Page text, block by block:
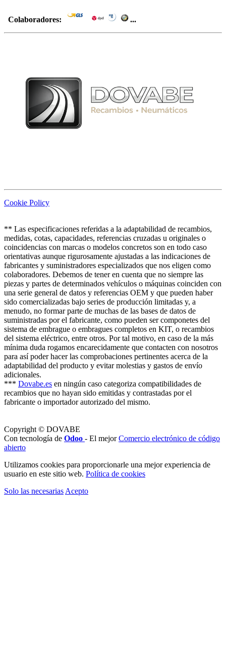
Colaboradores: ...
Cookie Policy
** Las especificaciones referidas a la adaptabilidad de recambios,
medidas, cotas, capacidades, referencias cruzadas u originales o
coincidencias con marcas o modelos concretos son en todo caso
orientativas aunque rigurosamente ajustadas a las indicaciones de
fabricantes y suministradores especializados que nos eligen como
colaboradores. Debemos de tener en cuenta que no siempre las
piezas y partes de determinados vehículos o máquinas coinciden con
una serie general de datos y referencias OEM y que pueden haber
sido comercializadas bajo series de producción limitadas y, a
menudo, no formar parte de muchas de las bases de datos de
suministradas por el fabricante, como pueden ser componetes del
sistema de embrague o embragues completos en KIT, o recambios
del sistema eléctrico, entre otros. Por tal motivo, en caso de la más
mínima duda rogamos encarecidamente que contacten con nosotros
para así poder hacer las comprobaciones pertinentes acerca de la
adaptabilidad del producto y evitar molestias y gastos de envío
adicionales.
*** Dovabe.es en ningún caso categoriza compatibilidades de
recambios que no hayan sido emitidas y contrastadas por el
fabricante o importador autorizado del mismo.
Copyright © DOVABE
Con tecnología de Odoo - El mejorComercio electrónico de código
abierto
Utilizamos cookies para proporcionarle una mejor experiencia de
usuario en este sitio web. Política de cookies
Solo las necesarias Acepto